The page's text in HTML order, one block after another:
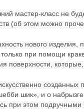
мастер-класс не
(об этом можно
нового
при помощи
поверхности,
шик», и о
при этом подручными